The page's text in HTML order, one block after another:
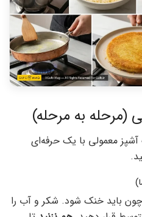
(مرحله به مرحله)
معمولی با یک حرفه‌ای
باید خنک شود. شکر و آب را